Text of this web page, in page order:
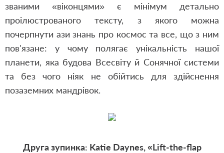
званими «віконцями» є мінімум детально
проілюстрованого тексту, з якого можна
почерпнути ази знань про космос та все, що з ним
пов'язане: у чому полягає унікальність нашої
планети, яка будова Всесвіту й Сонячної системи
та без чого ніяк не обійтись для здійснення
позаземних мандрівок.
Друга зупинка: Katie Daynes, «Lift-the-flap